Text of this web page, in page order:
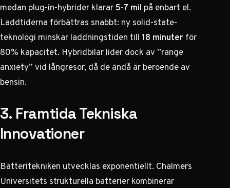
medan plug-in-hybrider klarar5-7 mil på enbart el.
Laddtiderna förbättras snabbt: ny solid-state-
teknologi minskar laddningstiden till 18 minuterför
80% kapacitet. Hybridbilar lider dock av ”range
anxiety” vid långresor, då de ändå är beroende av
bensin.
3. Framtida Tekniska
Innovationer
Batteritekniken utvecklas exponentiellt. Chalmers
Universitets strukturella batterierkombinerar